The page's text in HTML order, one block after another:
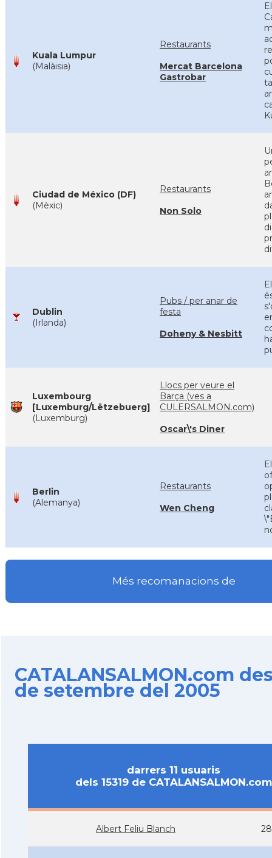
Kuala Lumpur
(Malàisia)
Restaurants
Mercat Barcelona
Gastrobar
Ciudad de México (DF)
(Mèxic)
Restaurants
Non Solo
Dublin
(Irlanda)
Pubs / per anar de
festa
Doheny & Nesbitt
Luxembourg
[Luxemburg/Lëtzebuerg]
(Luxemburg)
Llocs per veure el
Barça (ves a
CULERSALMON.com)
Oscar\'s Diner
Berlin
(Alemanya)
Restaurants
Wen Cheng
Més recomanacions de
CATALANSALMON.com
de setembre del 2005
darrers 11 usuaris
dels 15319 de CATALANSALMON.com
Albert Feliu Blanch